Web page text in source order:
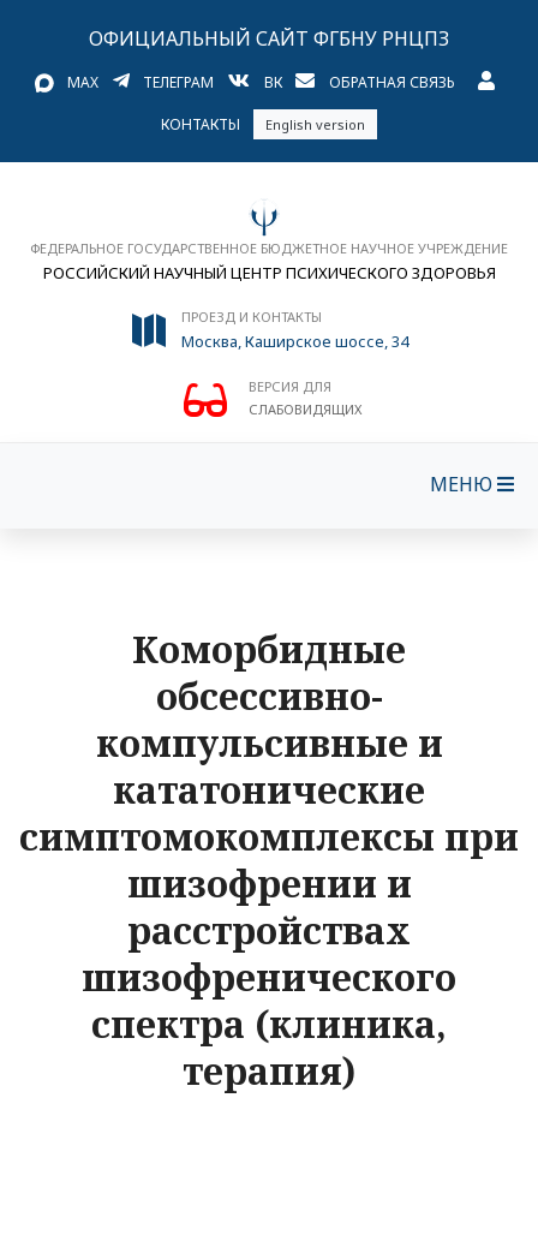
ОФИЦИАЛЬНЫЙ САЙТ ФГБНУ РНЦПЗ
MAX ТЕЛЕГРАМ ВК ОБРАТНАЯ СВЯЗЬ
КОНТАКТЫ English version
ФЕДЕРАЛЬНОЕ ГОСУДАРСТВЕННОЕ БЮДЖЕТНОЕ НАУЧНОЕ УЧРЕЖДЕНИЕ
РОССИЙСКИЙ НАУЧНЫЙ ЦЕНТР ПСИХИЧЕСКОГО ЗДОРОВЬЯ
ПРОЕЗД И КОНТАКТЫ
Москва, Каширское шоссе, 34
ВЕРСИЯ ДЛЯ
СЛАБОВИДЯЩИХ
МЕНЮ
Коморбидные
обсессивно-
компульсивные и
кататонические
симптомокомплексы при
шизофрении и
расстройствах
шизофренического
спектра (клиника,
терапия)